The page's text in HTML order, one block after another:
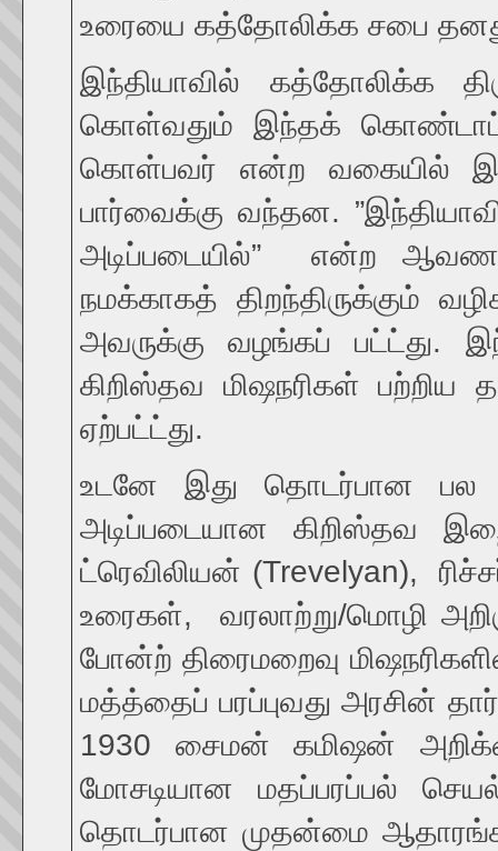
உரையை கத்தோலிக்க சபை தனது
இந்தியாவில் கத்தோலிக்க
கொள்வதும் இந்தக்
கொள்பவர் என்ற வகையில்
பார்வைக்கு வந்தன.
அடிப்படையில்” என்ற ஆவணம்
நமக்காகத் திறந்திருக்கும்
அவருக்கு வழங்கப் பட்ட்து.
கிறிஸ்தவ மிஷநரிகள்
ஏற்பட்ட்து.
உடனே இது தொடர்பான பல
அடிப்படையான கிறிஸ்தவ
ட்ரெவிலியன் (Trevelyan),
உரைகள், வரலாற்று/மொழி
போன்ற் திரைமறைவு
மத்த்தைப் பரப்புவது அரசின்
1930 சைமன் கமிஷன்
மோசடியான மதப்பரப்பல்
தொடர்பான முதன்மை